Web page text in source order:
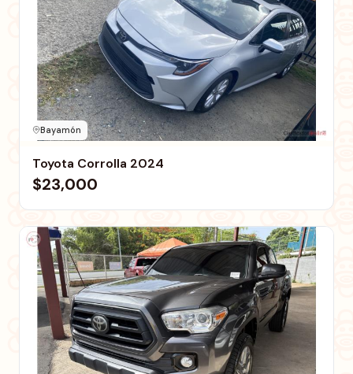
Bayamón
Toyota Corrolla 2024
$23,000